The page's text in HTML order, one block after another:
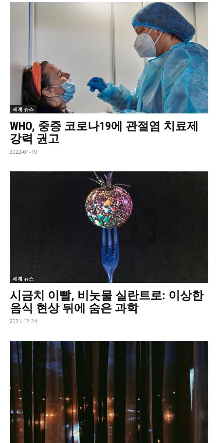
세계 뉴스
WHO, 중증 코로나19에 관절염 치료제
강력 권고
2022-01-19
세계 뉴스
시금치 이빨, 비눗물 실란트로: 이상한
음식 현상 뒤에 숨은 과학
2021-12-24